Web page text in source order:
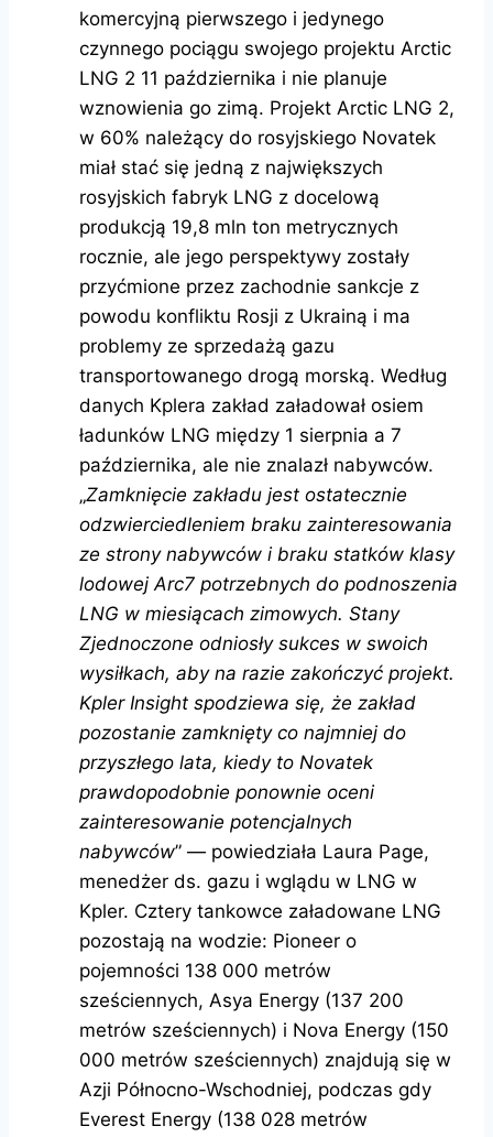
komercyjną pierwszego i jedynego
czynnego pociągu swojego projektu Arctic
LNG 2 11 października i nie planuje
wznowienia go zimą. Projekt Arctic LNG 2,
w 60% należący do rosyjskiego Novatek
miał stać się jedną z największych
rosyjskich fabryk LNG z docelową
produkcją 19,8 mln ton metrycznych
rocznie, ale jego perspektywy zostały
przyćmione przez zachodnie sankcje z
powodu konfliktu Rosji z Ukrainą i ma
problemy ze sprzedażą gazu
transportowanego drogą morską. Według
danych Kplera zakład załadował osiem
ładunków LNG między 1 sierpnia a 7
października, ale nie znalazł nabywców.
„Zamknięcie zakładu jest ostatecznie
odzwierciedleniem braku zainteresowania
ze strony nabywców i braku statków klasy
lodowej Arc7 potrzebnych do podnoszenia
LNG w miesiącach zimowych. Stany
Zjednoczone odniosły sukces w swoich
wysiłkach, aby na razie zakończyć projekt.
Kpler Insight spodziewa się, że zakład
pozostanie zamknięty co najmniej do
przyszłego lata, kiedy to Novatek
prawdopodobnie ponownie oceni
zainteresowanie potencjalnych
nabywców” — powiedziała Laura Page,
menedżer ds. gazu i wglądu w LNG w
Kpler. Cztery tankowce załadowane LNG
pozostają na wodzie: Pioneer o
pojemności 138 000 metrów
sześciennych, Asya Energy (137 200
metrów sześciennych) i Nova Energy (150
000 metrów sześciennych) znajdują się w
Azji Północno-Wschodniej, podczas gdy
Everest Energy (138 028 metrów